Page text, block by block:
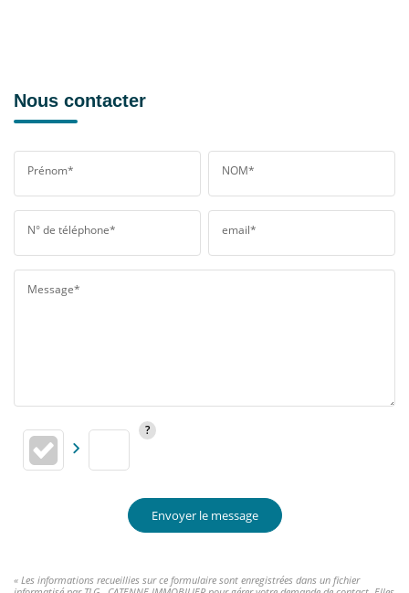
Nous contacter
Prénom* NOM*
N° de téléphone* email*
Message*
Envoyer le message
« Les informations recueillies sur ce formulaire sont enregistrées dans un fichier